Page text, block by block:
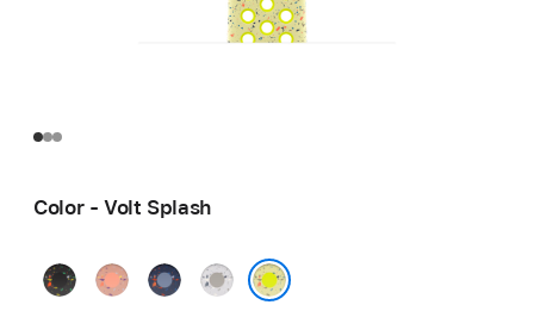
Color - Volt Splash
NegroRosa
Azul
Gris
velado